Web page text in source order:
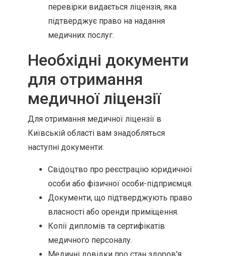
перевірки видається ліцензія, яка
підтверджує право на надання
медичних послуг.
Необхідні документи
для отримання
медичної ліцензії
Для отримання медичної ліцензії в
Київській області вам знадобляться
наступні документи:
Свідоцтво про реєстрацію юридичної
особи або фізичної особи-підприємця.
Документи, що підтверджують право
власності або оренди приміщення.
Копії дипломів та сертифікатів
медичного персоналу.